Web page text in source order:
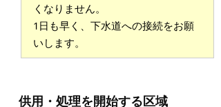
くなりません。
1日も早く、下水道への接続をお願
いします。
供用・処理を開始する区域